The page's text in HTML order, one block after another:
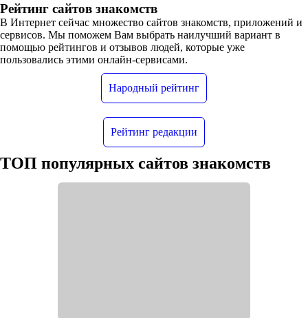
Рейтинг сайтов знакомств
В Интернет сейчас множество сайтов знакомств, приложений и
сервисов. Мы поможем Вам выбрать наилучший вариант в
помощью рейтингов и отзывов людей, которые уже
пользовались этими онлайн-сервисами.
Народный рейтинг
Рейтинг редакции
ТОП популярных сайтов знакомств